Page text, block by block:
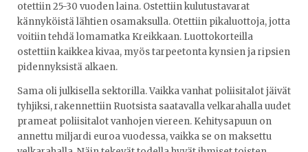
otettiin 25-30 vuoden laina. Ostettiin kulutustavarat
kännyköistä lähtien osamaksulla. Otettiin pikaluottoja, jotta
voitiin tehdä lomamatka Kreikkaan. Luottokorteilla
ostettiin kaikkea kivaa, myös tarpeetonta kynsien ja ripsien
pidennyksistä alkaen.
Sama oli julkisella sektorilla. Vaikka vanhat poliisitalot jäivät
tyhjiksi, rakennettiin Ruotsista saatavalla velkarahalla uudet
prameat poliisitalot vanhojen viereen. Kehitysapuun on
annettu miljardi euroa vuodessa, vaikka se on maksettu